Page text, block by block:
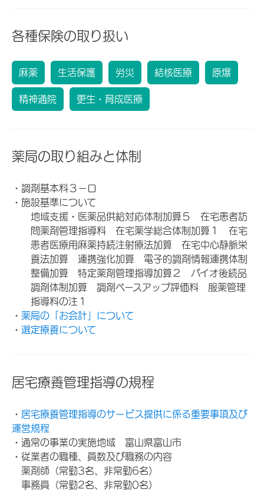
各種保険の取り扱い
麻薬 生活保護 労災 結核医療 原爆
精神通院 更生・育成医療
薬局の取り組みと体制
・調剤基本料３－ロ
・施設基準について
地域支援・医薬品供給対応体制加算５ 在宅患者訪
問薬剤管理指導料 在宅薬学総合体制加算１ 在宅
患者医療用麻薬持続注射療法加算 在宅中心静脈栄
養法加算 連携強化加算 電子的調剤情報連携体制
整備加算 特定薬剤管理指導加算２ バイオ後続品
調剤体制加算 調剤ベースアップ評価料 服薬管理
指導料の注１
・ 薬局の「お会計」について
・ 選定療養について
居宅療養管理指導の規程
・ 居宅療養管理指導のサービス提供に係る重要事項及び
運営規程
・通常の事業の実施地域 富山県富山市
・従業者の職種、員数及び職務の内容
薬剤師（常勤3名、非常勤6名）
事務員（常勤2名、非常勤0名）